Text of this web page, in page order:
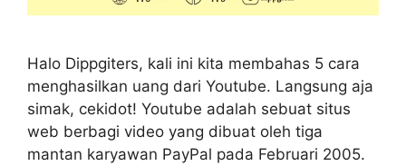
Halo Dippgiters, kali ini kita membahas 5 cara
menghasilkan uang dari Youtube. Langsung aja
simak, cekidot! Youtube adalah sebuat situs
web berbagi video yang dibuat oleh tiga
mantan karyawan PayPal pada Februari 2005.